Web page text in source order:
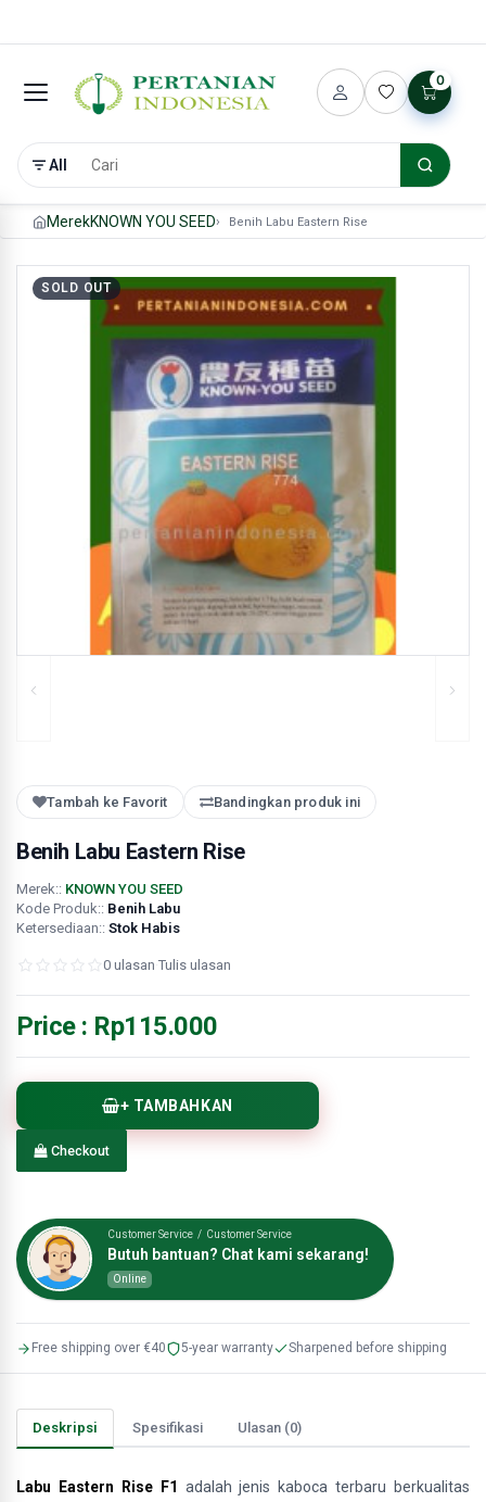
All
0
MerekKNOWN YOU SEED Benih Labu Eastern Rise
SOLD OUT
Tambah ke Favorit Bandingkan produk ini
Benih Labu Eastern Rise
Merek:: KNOWN YOU SEED
Kode Produk:: Benih Labu
Ketersediaan:: Stok Habis
0 ulasan Tulis ulasan
Price : Rp115.000
+ TAMBAHKAN
Checkout
Customer Service / Customer Service
Butuh bantuan? Chat kami sekarang!
Online
Free shipping over €40 5-year warranty Sharpened before shipping
Deskripsi Spesifikasi Ulasan (0)
Labu Eastern Rise F1 adalah jenis kaboca terbaru berkualitas